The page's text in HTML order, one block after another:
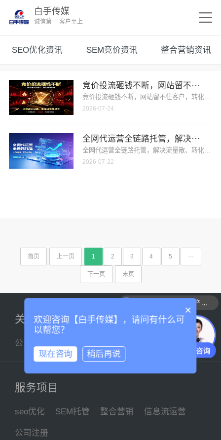
白手传媒
诚信第一 客户至上
SEO优化资讯 SEM竞价资讯 整合营销资讯
竞价投流砸钱不断，网站留不···
竞价投流砸钱不断，网站留不住客户，转化直
2026-07-24
全网代运营全链路托管，解决···
全网代运营全链路托管，解决流量散、转化弱
2026-07-22
首页 上一页 1 2 3 4 5 ···
下一页 末页
关于我们
公司简介
服务项目
seo优化 SEM托管 整合营销 信息流运营
公司注册
可以介绍下你们的产品么
×
欢迎咨询【白手传媒】，请问有什么可
以帮您？
现在咨询 稍后再说